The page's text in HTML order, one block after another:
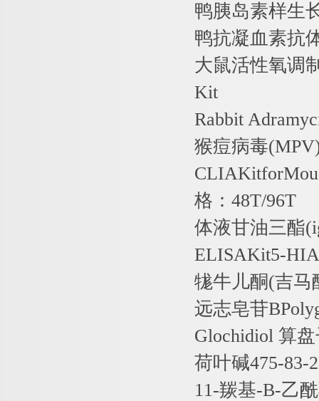
鸭胰岛素样生
鸭抗凝血素抗
大鼠活性氧调
Kit
Rabbit
猴痘病毒
格： 48T/96T
体液甘油三酯
ELISAKit5-
牻牛儿酮(吉马
远志皂苷
Glochidiol 算
荷叶碱475-83-
11-羰基-Β-乙